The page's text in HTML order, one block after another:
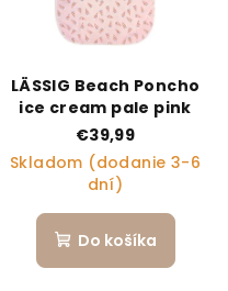
LÄSSIG Beach Poncho
ice cream pale pink
€39,99
Skladom (dodanie 3-6
dní)
Do košíka